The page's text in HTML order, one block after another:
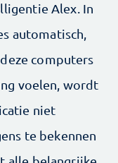
Alex. In
automatisch,
computers
voelen, wordt
niet
te bekennen